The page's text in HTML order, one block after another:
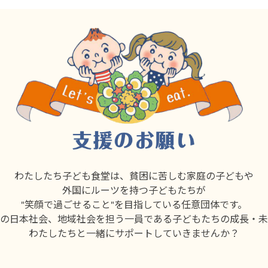
わたしたち子ども食堂は、貧困に苦しむ家庭の子どもや
外国にルーツを持つ子どもたちが
"笑顔で過ごせること"を目指している任意団体です。
日本社会、地域社会を担う一員である子どもたちの成長・
わたしたちと一緒にサポートしていきませんか？